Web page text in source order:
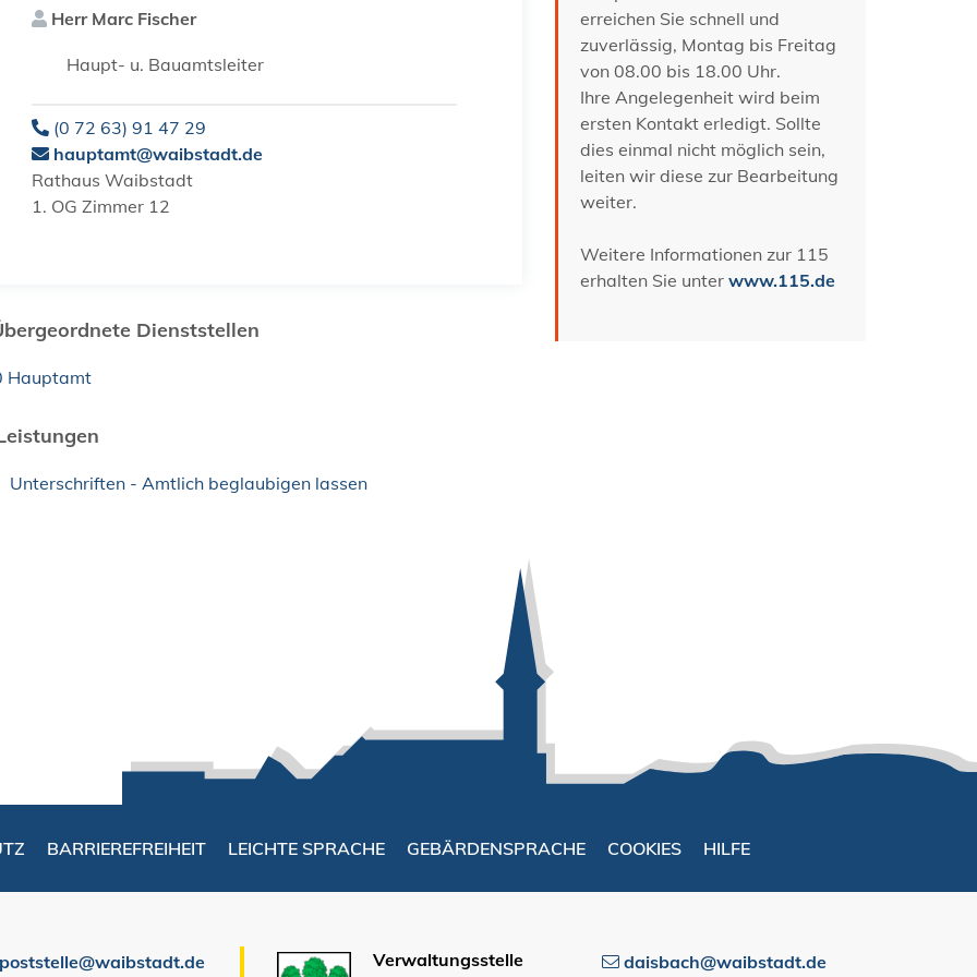
Herr Marc Fischer
Haupt- u. Bauamtsleiter
(0 72 63) 91 47 29
hauptamt@waibstadt.de
Rathaus Waibstadt
1. OG Zimmer 12
Dienststellen
Hauptamt
Unterschriften - Amtlich beglaubigen lassen
erreichen Sie schnell und
zuverlässig, Montag bis Freitag
von 08.00 bis 18.00 Uhr.
Ihre Angelegenheit wird beim
ersten Kontakt erledigt. Sollte
dies einmal nicht möglich sein,
leiten wir diese zur Bearbeitung
weiter.
Weitere Informationen zur 115
erhalten Sie unter www.115.de
BARRIEREFREIHEIT LEICHTE SPRACHE GEBÄRDENSPRACHE COOKIES HILFE
Verwaltungsstelle
daisbach@waibstadt.de